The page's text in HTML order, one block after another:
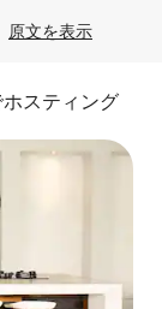
原文を表示
スティング